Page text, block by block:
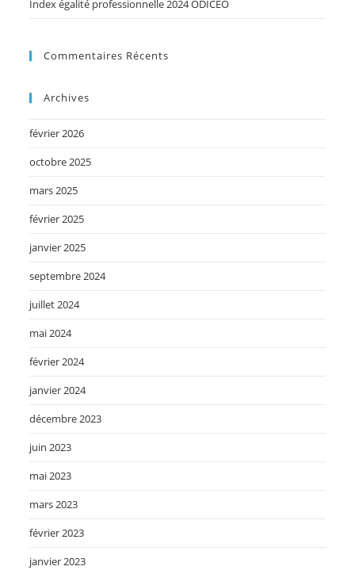
Index égalité professionnelle 2024 ODICEO
Commentaires Récents
Archives
février 2026
octobre 2025
mars 2025
février 2025
janvier 2025
septembre 2024
juillet 2024
mai 2024
février 2024
janvier 2024
décembre 2023
juin 2023
mai 2023
mars 2023
février 2023
janvier 2023